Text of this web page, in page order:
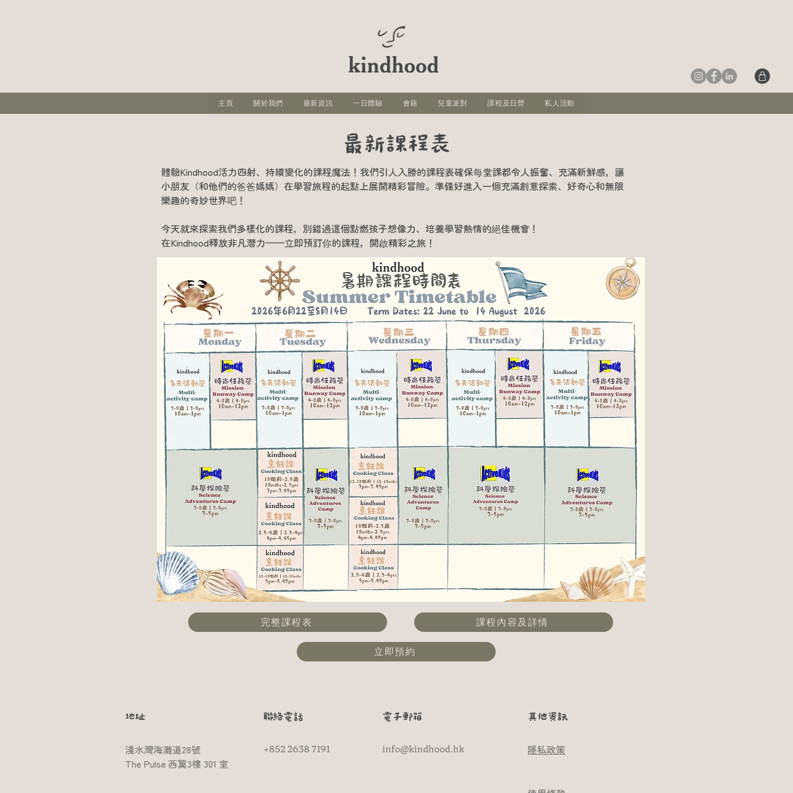
主頁 關於我們 最新資訊 一日體驗 會藉 兒童派對 課程及日營 私人活動
​最新課程表
體驗Kindhood活力四射、持續變化的課程魔法！我們引人入勝的課程表確保每堂課都令人振奮、充滿新鮮感，讓
小朋友（和他們的爸爸媽媽）在學習旅程的起點上展開精彩冒險。準備好進入一個充滿創意探索、好奇心和無限
樂趣的奇妙世界吧！
今天就來探索我們多樣化的課程，別錯過這個點燃孩子想像力、培養學習熱情的絕佳機會！
在Kindhood釋放非凡潛力——立即預訂你的課程，開啟精彩之旅！
完整課程表 課程內容及詳情
立即預約
​地址
淺水灣海灘道28號
​The Pulse 西翼3樓 301 室
​聯絡電話
+852 2638 7191
電子郵箱
info@kindhood.hk
其他資訊
隱私政策